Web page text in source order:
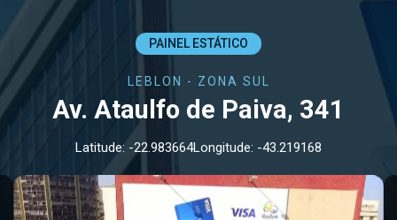
disponibilizando os melhores pontos OOH
do Rio de Janeiro para a sua marca
PAINEL ESTÁTICO
LEBLON - ZONA SUL
Av. Ataulfo de Paiva, 341
Latitude: -22.983664Longitude: -43.219168